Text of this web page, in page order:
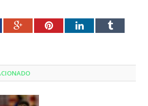
Google+PinterestLinkedInTumblr